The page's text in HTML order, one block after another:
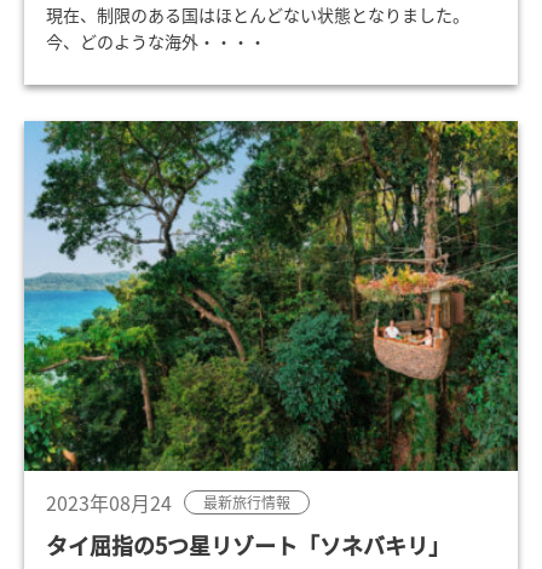
現在、制限のある国はほとんどない状態となりました。
今、どのような海外・・・・
2023年08月24 最新旅行情報
タイ屈指の5つ星リゾート「ソネバキリ」